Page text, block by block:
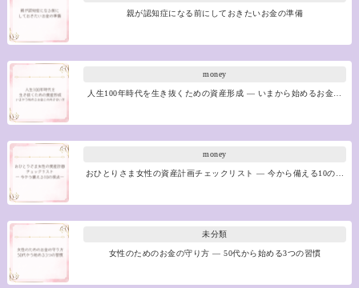
親が認知症になる前にしておきたいお金の準備
money
人生100年時代を生き抜くための資産形成 ― いまから始めるお金…
money
おひとりさま女性の資産計画チェックリスト ― 今から備える10の…
未分類
女性のためのお金の守り方 ― 50代から始める3つの習慣